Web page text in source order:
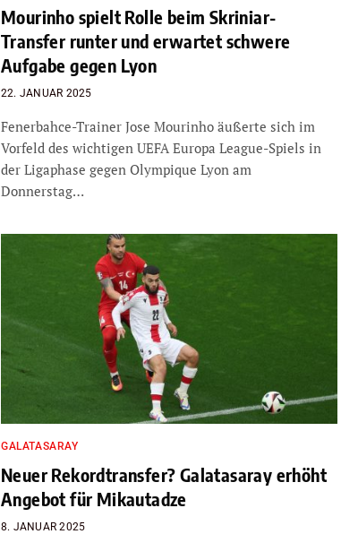
Mourinho spielt Rolle beim Skriniar-
Transfer runter und erwartet schwere
Aufgabe gegen Lyon
22. JANUAR 2025
Fenerbahce-Trainer Jose Mourinho äußerte sich im
Vorfeld des wichtigen UEFA Europa League-Spiels in
der Ligaphase gegen Olympique Lyon am
Donnerstag…
GALATASARAY
Neuer Rekordtransfer? Galatasaray erhöht
Angebot für Mikautadze
8. JANUAR 2025